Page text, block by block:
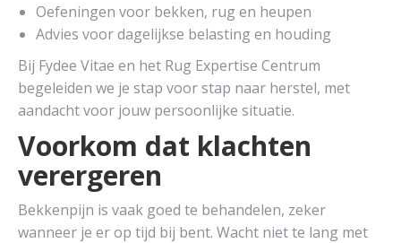
Oefeningen voor bekken, rug en heupen
Advies voor dagelijkse belasting en houding
Bij Fydee Vitae en het Rug Expertise Centrum
begeleiden we je stap voor stap naar herstel, met
aandacht voor jouw persoonlijke situatie.
Voorkom dat klachten
verergeren
Bekkenpijn is vaak goed te behandelen, zeker
wanneer je er op tijd bij bent. Wacht niet te lang met